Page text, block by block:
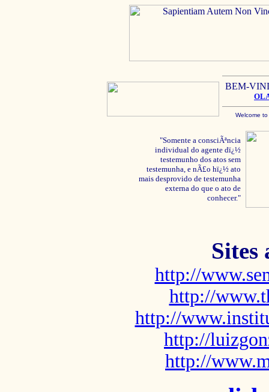
BEM-
Welcome
"Somente a consciÃªncia
individual do agente dï¿½
testemunho dos atos sem
testemunha, e nÃ£o hï¿½ ato
mais desprovido de testemunha
externa do que o ato de
conhecer."
Sites
http://
http://
http://
http://
http://